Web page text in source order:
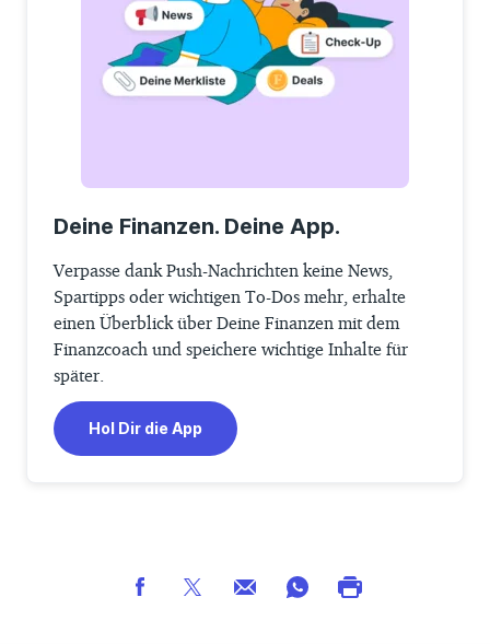
Deine Finanzen. Deine App.
Verpasse dank Push-Nachrichten keine News,
Spartipps oder wichtigen To-Dos mehr, erhalte
einen Überblick über Deine Finanzen mit dem
Finanzcoach und speichere wichtige Inhalte für
später.
Hol Dir die App